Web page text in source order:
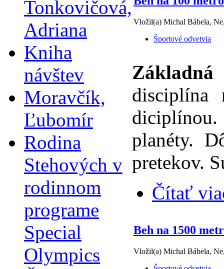
Tonkovičová,
Adriana
Kniha
návštev
Moravčík,
Ľubomír
Rodina
Stehových v
rodinnom
programe
Special
Olympics
Vložil(a) Michal Bábela,
Športové odvetvia
disciplína
planéty.
pretekov.
Čítať
Beh na 1500
Vložil(a) Michal Bábela,